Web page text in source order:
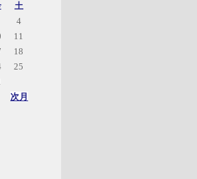
土
4
11
18
25
次月